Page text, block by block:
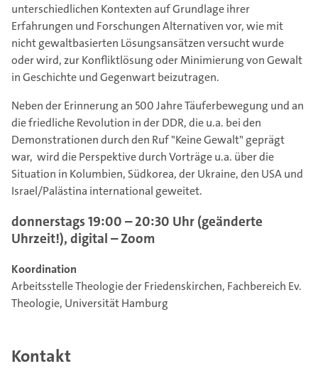
unterschiedlichen Kontexten auf Grundlage ihrer
Erfahrungen und Forschungen Alternativen vor, wie mit
nicht gewaltbasierten Lösungsansätzen versucht wurde
oder wird, zur Konfliktlösung oder Minimierung von Gewalt
in Geschichte und Gegenwart beizutragen.
Neben der Erinnerung an 500 Jahre Täuferbewegung und an
die friedliche Revolution in der DDR, die u.a. bei den
Demonstrationen durch den Ruf "Keine Gewalt" geprägt
war, wird die Perspektive durch Vorträge u.a. über die
Situation in Kolumbien, Südkorea, der Ukraine, den USA und
Israel/Palästina international geweitet.
donnerstags 19:00 – 20:30 Uhr (geänderte
Uhrzeit!), digital – Zoom
Koordination
Arbeitsstelle Theologie der Friedenskirchen, Fachbereich Ev.
Theologie, Universität Hamburg
Kontakt